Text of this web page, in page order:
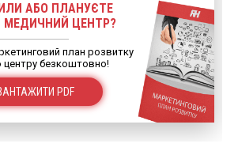
АБО ПЛАНУЄТЕ
МЕДИЧНИЙ ЦЕНТР?
план розвитку
центру безкоштовно!
PDF